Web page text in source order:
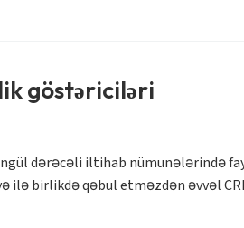
göstəriciləri
dərəcəli iltihab nümunələrində
birlikdə qəbul etməzdən əvvəl